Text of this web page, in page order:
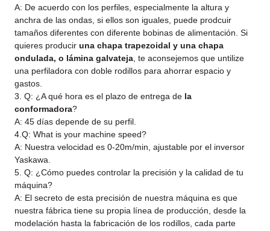
A: De acuerdo con los perfiles, especialmente la altura y
anchra de las ondas, si ellos son iguales, puede prodcuir
tamaños diferentes con diferente bobinas de alimentación. Si
quieres produciruna chapa trapezoidal y una chapa
ondulada, o lámina galvateja , te aconsejemos que untilize
una perfiladora con doble rodillos para ahorrar espacio y
gastos.
3. Q: ¿A qué hora es el plazo de entrega de la
conformadora?
A: 45 días depende de su perfil.
4.Q: What is your machine speed?
A: Nuestra velocidad es 0-20m/min, ajustable por el inversor
Yaskawa.
5. Q: ¿Cómo puedes controlar la precisión y la calidad de tu
máquina?
A: El secreto de esta precisión de nuestra máquina es que
nuestra fábrica tiene su propia línea de producción, desde la
modelación hasta la fabricación de los rodillos, cada parte